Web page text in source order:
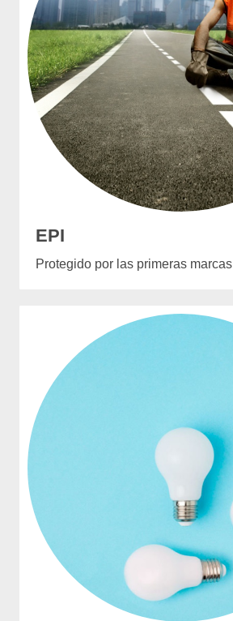
EPI
Protegido por las primeras marcas